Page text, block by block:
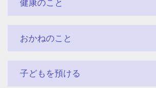
健康のこと
おかねのこと
子どもを預ける